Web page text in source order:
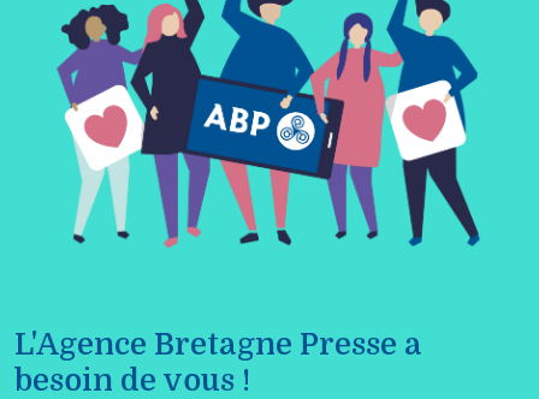
L'Agence Bretagne Presse a
besoin de vous !